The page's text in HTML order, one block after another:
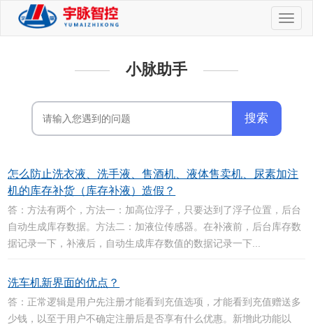
切
换
小脉助手
怎么防止洗衣液、洗手液、售酒机、液体售卖机、尿素加注
机的库存补货（库存补液）造假？
答：方法有两个，方法一：加高位浮子，只要达到了浮子位置，后台
自动生成库存数据。方法二：加液位传感器。在补液前，后台库存数
据记录一下，补液后，自动生成库存数值的数据记录一下...
洗车机新界面的优点？
答：正常逻辑是用户先注册才能看到充值选项，才能看到充值赠送多
少钱，以至于用户不确定注册后是否享有什么优惠。新增此功能以